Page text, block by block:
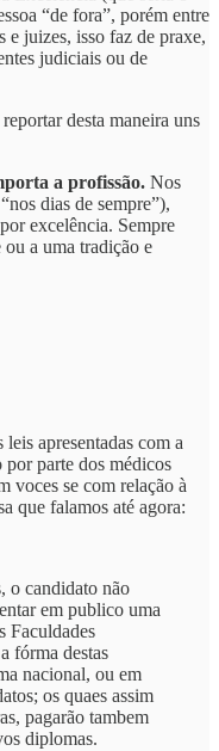
“de fora”, porém entre
e juizes, isso faz de praxe,
judiciais ou de
desta maneira uns
a profissão. Nos
dias de sempre”),
excelência. Sempre
a uma tradição e
apresentadas com a
parte dos médicos
voces se com relação à
que falamos até agora:
o candidato não
em publico uma
Faculdades
fórma destas
nacional, ou em
os quaes assim
pagarão tambem
diplomas.